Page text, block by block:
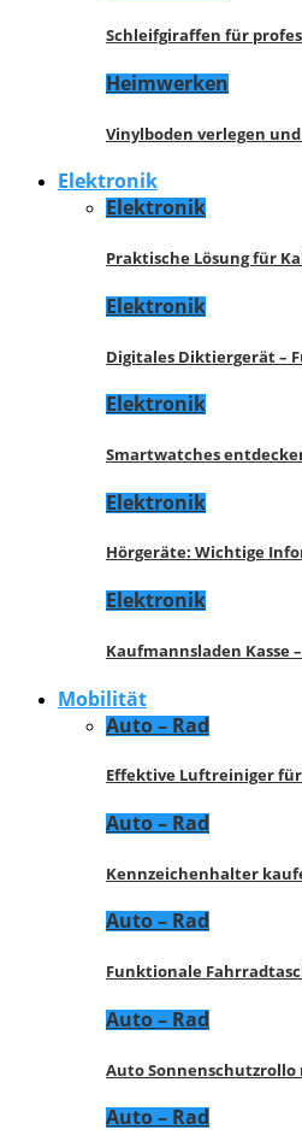
Schleifgiraffen für
Heimwerken
Vinylboden verlegen
Elektronik
Elektronik
Praktische Lösung für
Elektronik
Digitales Diktiergerät –
Elektronik
Smartwatches
Elektronik
Hörgeräte: Wichtige
Elektronik
Kaufmannsladen
Mobilität
Auto – Rad
Effektive Luftreiniger
Auto – Rad
Kennzeichenhalter
Auto – Rad
Funktionale
Auto – Rad
Auto
Auto – Rad